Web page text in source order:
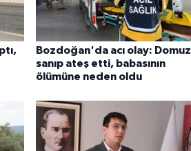
Bozdoğan'da acı olay: Domuz
sanıp ateş etti, babasının
ölümüne neden oldu